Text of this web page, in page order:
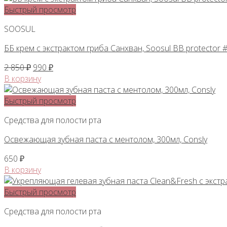
900 ₽.
Быстрый просмотр
SOOSUL
ББ крем с экстрактом гриба Санхван, Soosul BB protector
2 850₽ Первоначальная
цена
составляла
2
990 ₽Текущая
990 ₽.
В корзину
Быстрый просмотр
Средства для полости рта
Освежающая зубная паста с ментолом, 300мл, Сonsly
650 ₽
В корзину
Быстрый просмотр
Средства для полости рта